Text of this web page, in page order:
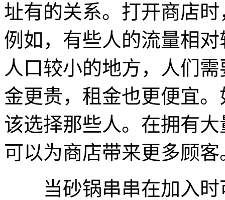
址有的关系。打开商店
例如，有些人的流量相
人口较小的地方，人们
金更贵，租金也更便宜
该选择那些人。在拥有
可以为商店带来更多顾客
当砂锅串串在加入时